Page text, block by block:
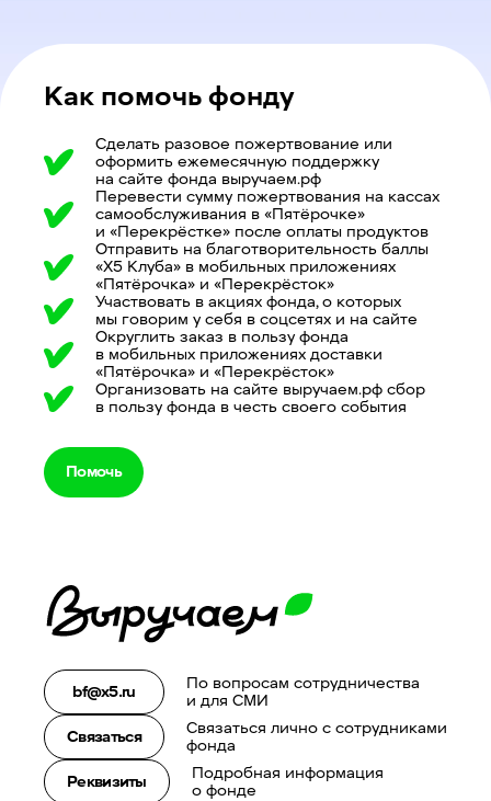
bf@x5.ru
По вопросам сотрудничества
и для СМИ
Связаться
Связаться лично с сотрудниками
фонда
Реквизиты
Подробная информация
о фонде
Как помочь фонду
Сделать разовое пожертвование или
оформить ежемесячную поддержку
на сайте фонда выручаем.рф
Перевести сумму пожертвования на кассах
самообслуживания в «Пятёрочке»
и «Перекрёстке» после оплаты продуктов
Отправить на благотворительность баллы
«Х5 Клуба» в мобильных приложениях
«Пятёрочка» и «Перекрёсток»
Участвовать в акциях фонда, о которых
мы говорим у себя в соцсетях и на сайте
Округлить заказ в пользу фонда
в мобильных приложениях доставки
«Пятёрочка» и «Перекрёсток»
Организовать на сайте выручаем.рф сбор
в пользу фонда в честь своего события
Помочь